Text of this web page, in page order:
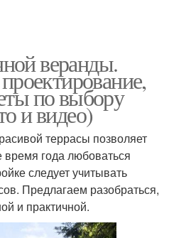
веранды.
по выбору
и видео)
террасы позволяет
время года любоваться
следует учитывать
Предлагаем разобраться,
и практичной.